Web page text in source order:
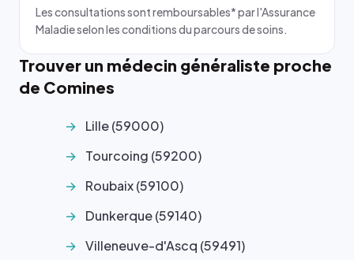
Les consultations sont remboursables* par l'Assurance
Maladie selon les conditions du parcours de soins.
Trouver un médecin généraliste proche
de Comines
Lille (59000)
Tourcoing (59200)
Roubaix (59100)
Dunkerque (59140)
Villeneuve-d'Ascq (59491)